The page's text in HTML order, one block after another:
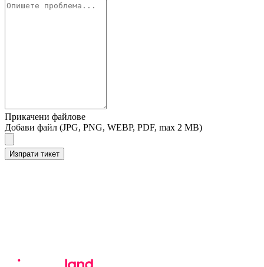
Прикачени файлове
Добави файл (JPG, PNG, WEBP, PDF, max 2 MB)
Изпрати тикет